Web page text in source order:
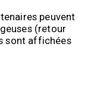
peuvent
(retour
sont affichées